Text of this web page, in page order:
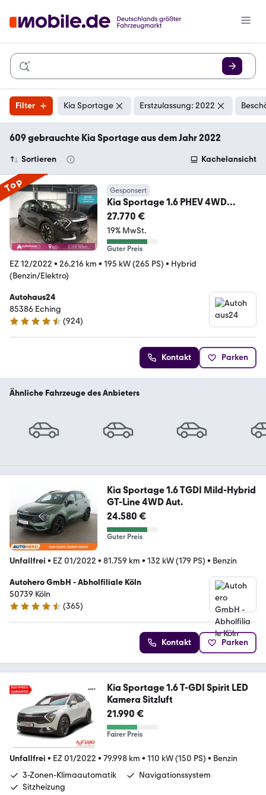
Filter Kia Sportage Erstzulassung: 2022
609 gebrauchte Kia Sportage aus dem Jahr 2022
Sortieren Kachelansicht
Top Gesponsert
Kia Sportage 1.6 PHEV 4WD
LED|Navi|Kamera|ACC|SHZ
27.770 €
19% MwSt.
Guter Preis
EZ 12/2022 • 26.216 km • 195 kW (265 PS) • Hybrid
(Benzin/Elektro)
Autohaus24
85386 Eching
4.4 Sterne
(924)
Kontakt Parken
Ähnliche Fahrzeuge des Anbieters
Kia Sportage 1.6 TGDI Mild-Hybrid
GT-Line 4WD Aut.
24.580 €
Guter Preis
Unfallfrei • EZ 01/2022 • 81.759 km • 132 kW (179 PS) • Benzin
Autohero GmbH - Abholfiliale Köln
50739 Köln
4.6 Sterne
(365)
Kontakt Parken
Kia Sportage 1.6 T-GDI Spirit LED
Kamera Sitzluft
21.990 €
Fairer Preis
Unfallfrei • EZ 01/2022 • 79.998 km • 110 kW (150 PS) • Benzin
3-Zonen-Klimaautomatik
Navigationssystem
Sitzheizung